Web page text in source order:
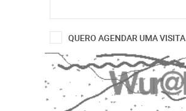
QUERO AGENDAR UMA VISITA